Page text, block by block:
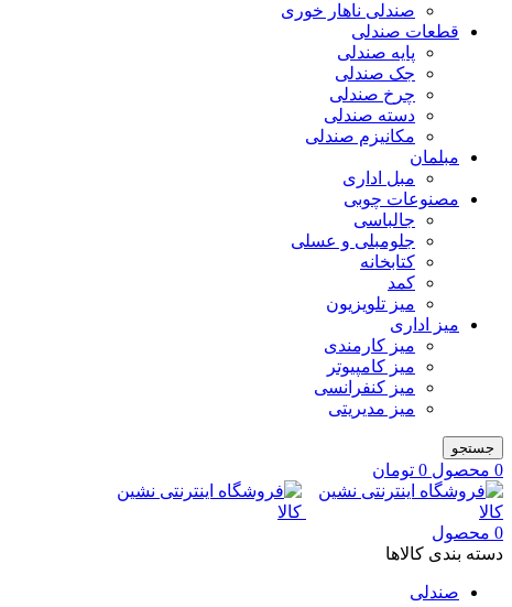
صندلی ناهار خوری
قطعات صندلی
پایه صندلی
جک صندلی
چرخ صندلی
دسته صندلی
مکانیزم صندلی
مبلمان
مبل اداری
مصنوعات چوبی
جالباسی
جلومبلی و عسلی
کتابخانه
کمد
میز تلویزیون
میز اداری
میز کارمندی
میز کامپیوتر
میز کنفرانسی
میز مدیریتی
جستجو
0 محصول 0 تومان
0 محصول
دسته بندی کالاها
صندلی